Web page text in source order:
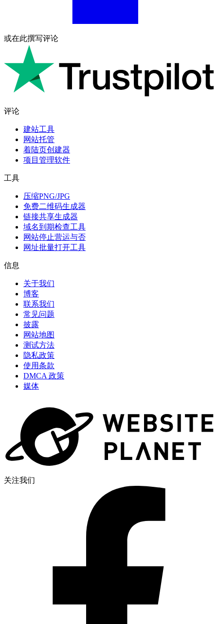
或在此撰写评论
评论
建站工具
网站托管
着陆页创建器
项目管理软件
工具
压缩PNG/JPG
免费二维码生成器
链接共享生成器
域名到期检查工具
网站停止营运与否
网址批量打开工具
信息
关于我们
博客
联系我们
常见问题
披露
网站地图
测试方法
隐私政策
使用条款
DMCA 政策
媒体
关注我们